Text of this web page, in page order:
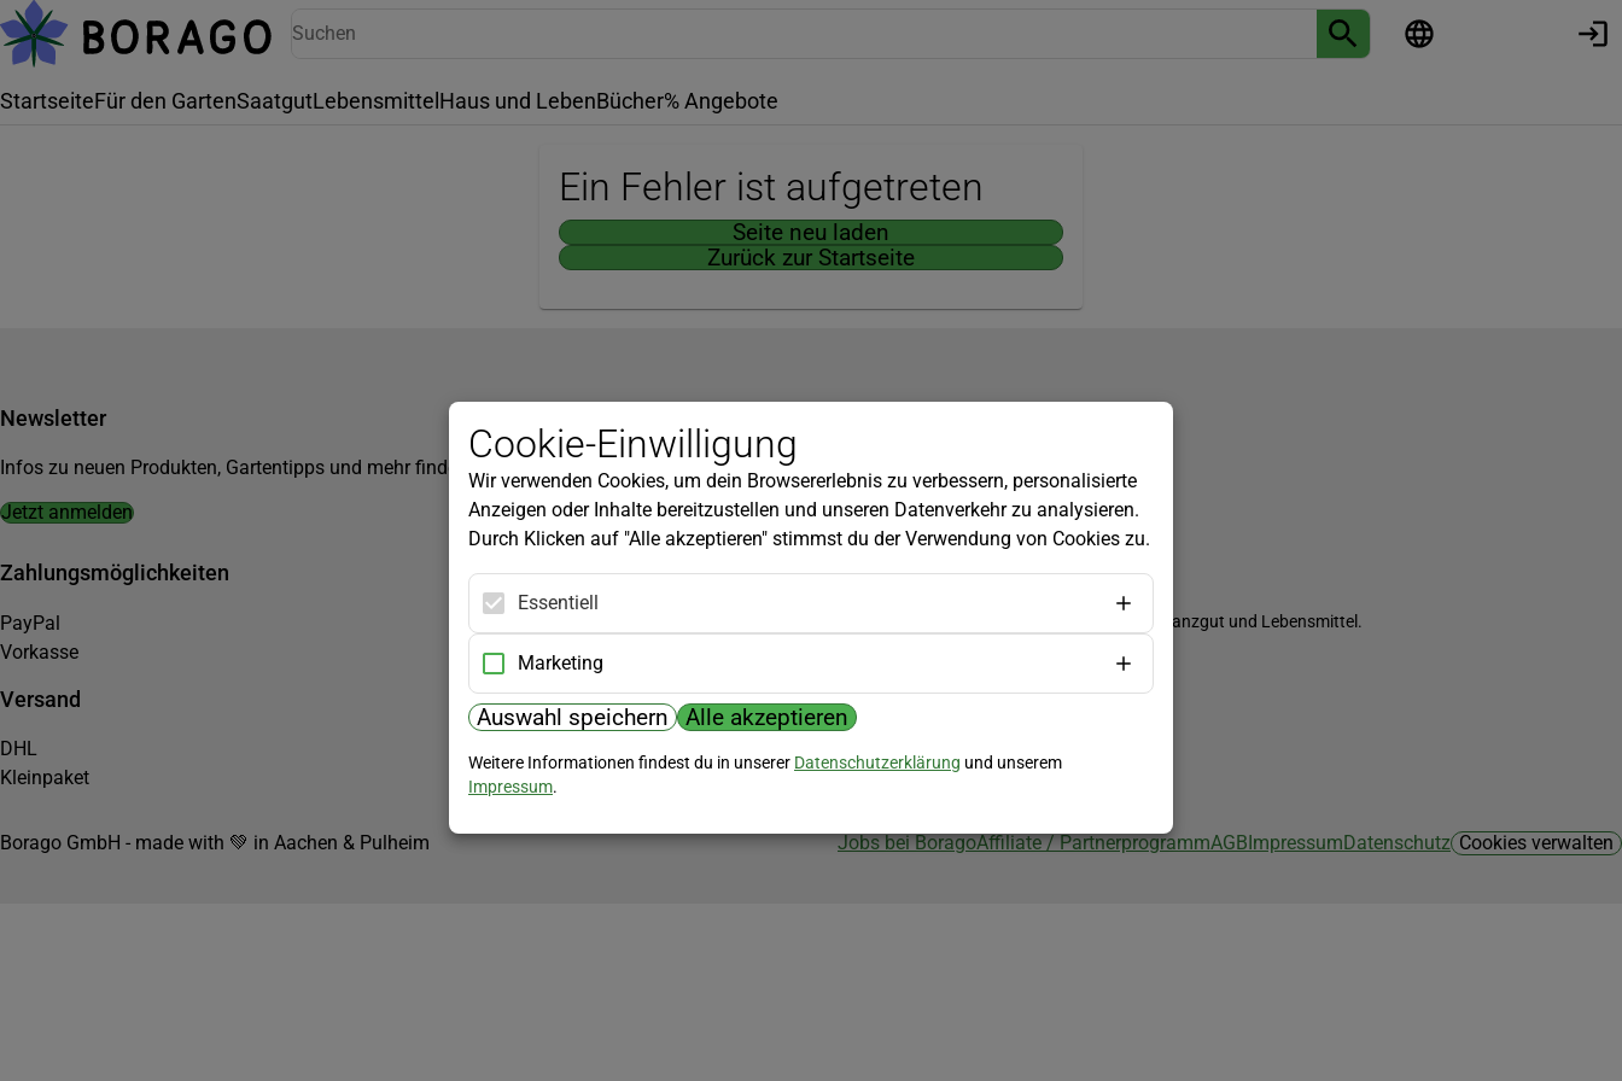
StartseiteFür den GartenSaatgutLebensmittel Haus und LebenBücher% Angebote
Ein Fehler ist aufgetreten
Seite neu laden
Zurück zur Startseite
Newsletter
Infos zu neuen Produkten, Gartentipps und mehr findest du in unserem Newsletter!
Jetzt anmelden
Kundenservice
Widerrufsbelehrung
Versandkosten
Zahlungsmöglichkeiten
PayPal
Vorkasse
Versand
DHL
Kleinpaket
Biozertifizierung
Borago ist biozertifiziert im Bereich Saatgut, Pflanzgut und Lebensmittel.
Borago GmbH - made with 💚 in Aachen & Pulheim Jobs bei BoragoAffiliate / PartnerprogrammAGBImpressumDatenschutz Cookies verwalten
Cookie-Einwilligung
Wir verwenden Cookies, um dein Browsererlebnis zu verbessern, personalisierte
Anzeigen oder Inhalte bereitzustellen und unseren Datenverkehr zu analysieren.
Durch Klicken auf "Alle akzeptieren" stimmst du der Verwendung von Cookies zu.
Essentiell
Marketing
Auswahl speichern Alle akzeptieren
Weitere Informationen findest du in unserer Datenschutzerklärung und unserem
Impressum.